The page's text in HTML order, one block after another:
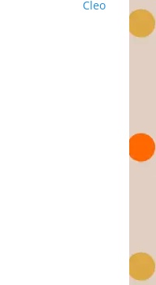
Cleo